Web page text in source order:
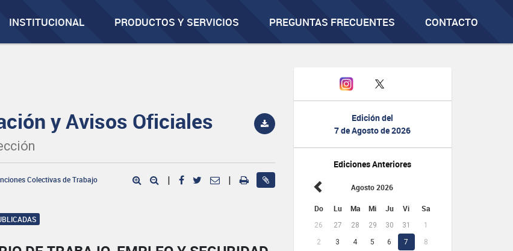
INSTITUCIONAL PRODUCTOS Y SERVICIOS PREGUNTAS FRECUENTES CONTACTO
Edición del
7 de Agosto de 2026
Ediciones Anteriores
Agosto 2026
Do Lu Ma Mi Ju Vi Sa
26 27 28 29 30 31
1
2
3 4 5 6 7
8
y Avisos Oficiales
Colectivas de Trabajo
| |